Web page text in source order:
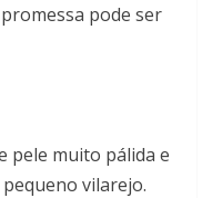
pode ser
pele muito pálida e
vilarejo.